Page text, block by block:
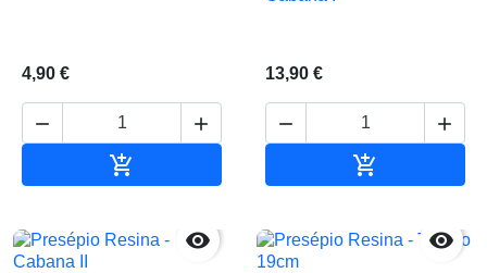
4,90 €
 

13,90 €
 

 